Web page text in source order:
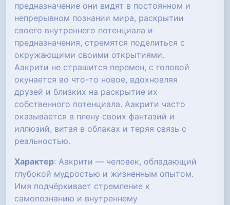
предназначение они видят в постоянном и
непрерывном познании мира, раскрытии
своего внутреннего потенциала и
предназначения, стремятся поделиться с
окружающими своими открытиями.
Аакрити не страшится перемен, с головой
окунается во что-то новое, вдохновляя
друзей и близких на раскрытие их
собственного потенциала. Аакрити часто
оказывается в плену своих фантазий и
иллюзий, витая в облаках и теряя связь с
реальностью.
Характер: Аакрити — человек, обладающий
глубокой мудростью и жизненным опытом.
Имя подчёркивает стремление к
самопознанию и внутреннему